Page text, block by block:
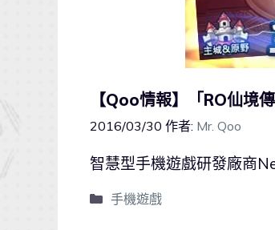
【Qoo情報】「RO仙境
2016/03/30 作者: Mr. Qoo
智慧型手機遊戲研發廠商
手機遊戲